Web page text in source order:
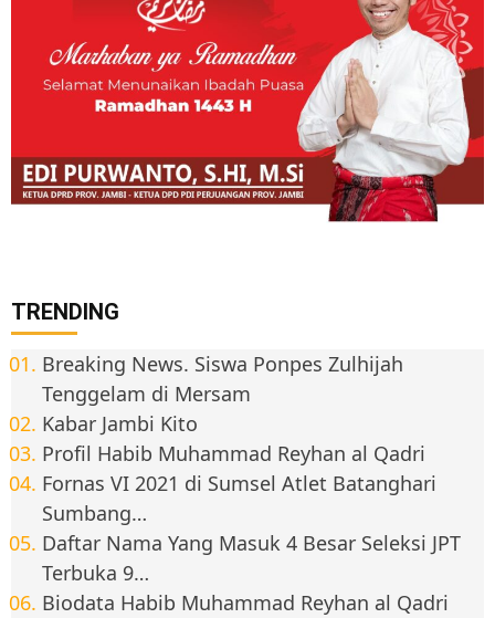
TRENDING
Breaking News. Siswa Ponpes Zulhijah
Tenggelam di Mersam
Kabar Jambi Kito
Profil Habib Muhammad Reyhan al Qadri
Fornas VI 2021 di Sumsel Atlet Batanghari
Sumbang…
Daftar Nama Yang Masuk 4 Besar Seleksi JPT
Terbuka 9…
Biodata Habib Muhammad Reyhan al Qadri